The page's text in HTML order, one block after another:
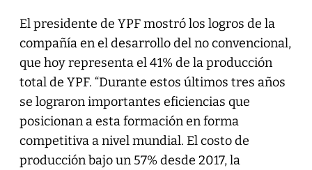
El presidente de YPF mostró los logros de la
compañía en el desarrollo del no convencional,
que hoy representa el 41% de la producción
total de YPF. “Durante estos últimos tres años
se lograron importantes eficiencias que
posicionan a esta formación en forma
competitiva a nivel mundial. El costo de
producción bajo un 57% desde 2017, la